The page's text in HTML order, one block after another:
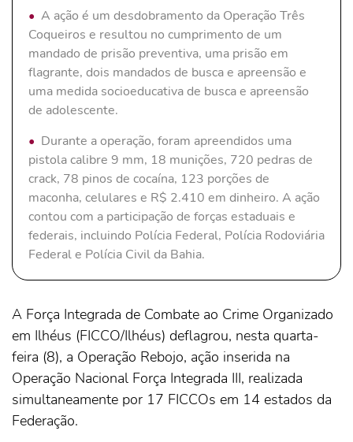
A ação é um desdobramento da Operação Três
Coqueiros e resultou no cumprimento de um
mandado de prisão preventiva, uma prisão em
flagrante, dois mandados de busca e apreensão e
uma medida socioeducativa de busca e apreensão
de adolescente.
Durante a operação, foram apreendidos uma
pistola calibre 9 mm, 18 munições, 720 pedras de
crack, 78 pinos de cocaína, 123 porções de
maconha, celulares e R$ 2.410 em dinheiro. A ação
contou com a participação de forças estaduais e
federais, incluindo Polícia Federal, Polícia Rodoviária
Federal e Polícia Civil da Bahia.
A Força Integrada de Combate ao Crime Organizado
em Ilhéus (FICCO/Ilhéus) deflagrou, nesta quarta-
feira (8), a Operação Rebojo, ação inserida na
Operação Nacional Força Integrada III, realizada
simultaneamente por 17 FICCOs em 14 estados da
Federação.